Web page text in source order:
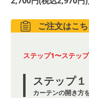
ご注文はこ
ステップ1〜ステッ
ステップ１
カーテンの開き方